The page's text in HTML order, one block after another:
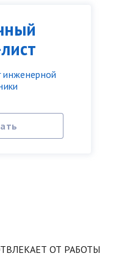
инженерной
ОТ РАБОТЫ